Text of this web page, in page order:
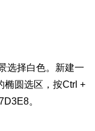
选择白色。新建一
椭圆选区，按Ctrl +
。